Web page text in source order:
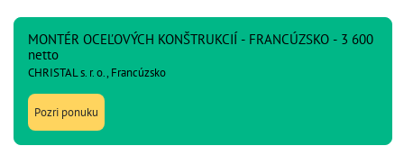
MONTÉR OCEĽOVÝCH KONŠTRUKCIÍ - FRANCÚZSKO - 3 600
netto
CHRISTAL s. r. o., Francúzsko
Pozri ponuku